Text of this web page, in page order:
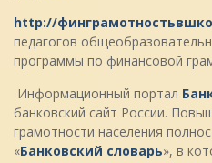
http://
педагогов
программы по финансовой
Информационный портал
банковский сайт России.
грамотности населения
«Банковский словарь», в